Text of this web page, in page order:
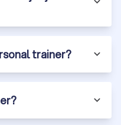
geschikt?
van complete beginners
trainer kan u helpen
heeft getraind
trainer?